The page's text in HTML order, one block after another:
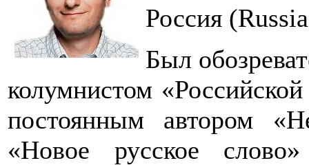
Россия
Был
колумнистом
постоянным автором
«Новое русское